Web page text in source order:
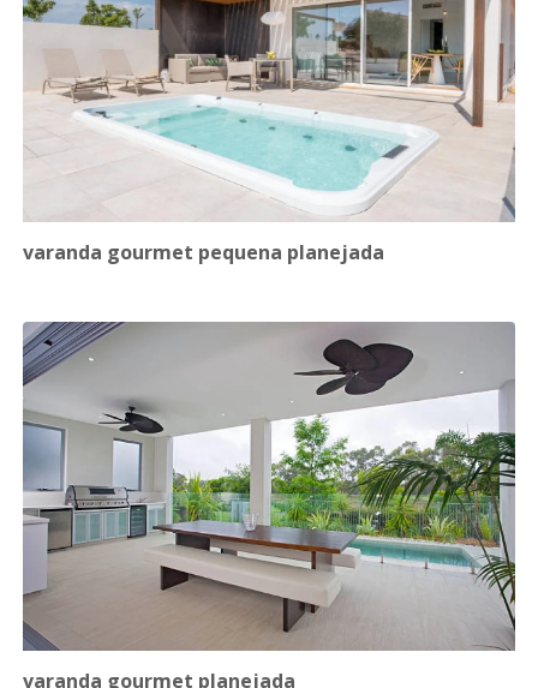
varanda gourmet pequena planejada
varanda gourmet planejada